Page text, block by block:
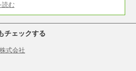
読む
チェックする
式会社